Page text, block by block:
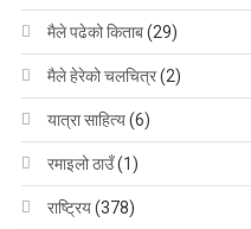
मैले पढेको किताब(29)
मैले हेरेको चलचित्र(2)
यात्रा साहित्य(6)
रमाइलो ठाउँ(1)
राष्ट्रिय(378)